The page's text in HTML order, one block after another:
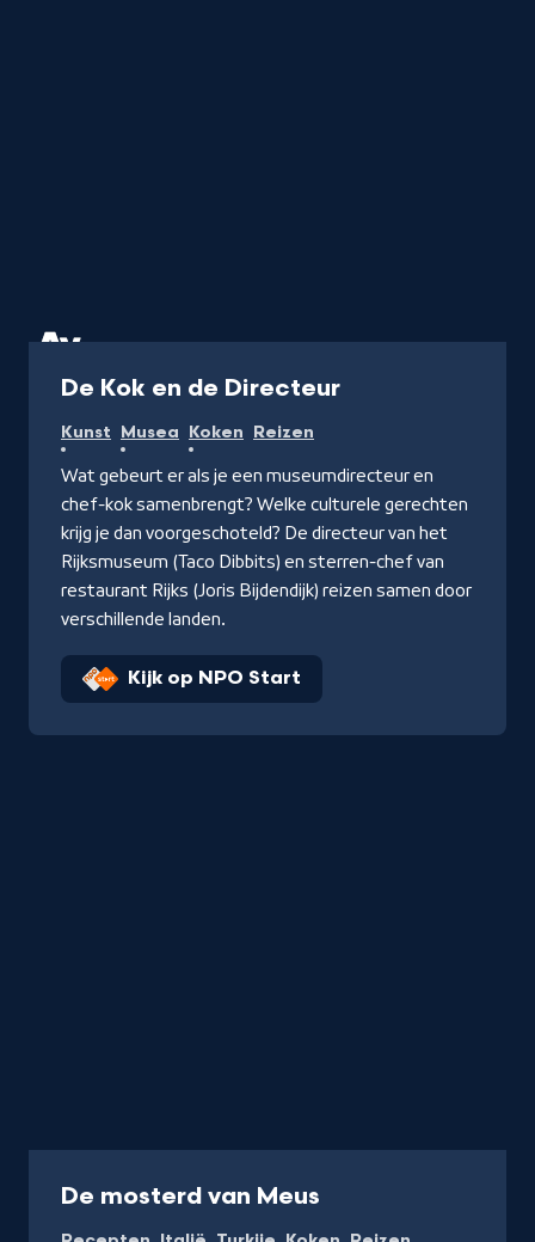
De Kok en de Directeur
Kunst Musea Koken Reizen
Wat gebeurt er als je een museumdirecteur en
chef-kok samenbrengt? Welke culturele gerechten
krijg je dan voorgeschoteld? De directeur van het
Rijksmuseum (Taco Dibbits) en sterren-chef van
restaurant Rijks (Joris Bijdendijk) reizen samen door
verschillende landen.
Kijk op NPO Start
De mosterd van Meus